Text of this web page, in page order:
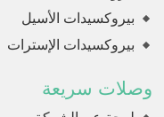
بيروكسيدات الأسيل
بيروكسيدات الإسترات
وصلات سريعة